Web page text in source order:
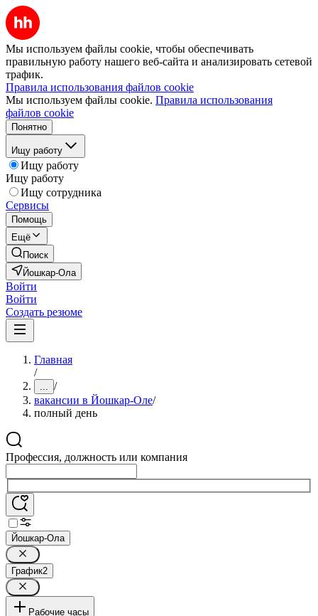
Мы используем файлы cookie, чтобы обеспечивать
правильную работу нашего веб-сайта и анализировать сетевой
трафик.
Правила использования файлов cookie
Мы используем файлы cookie. Правила использования
файлов cookie
Понятно
Ищу работу
Ищу работу
Ищу работу
Ищу сотрудника
Сервисы
Помощь
Ещё
Поиск
Йошкар-Ола
Войти
Войти
Создать резюме
Главная
/
... /
вакансии в Йошкар-Оле/
полный день
Профессия, должность или компания
Йошкар-Ола
График2
Рабочие часы